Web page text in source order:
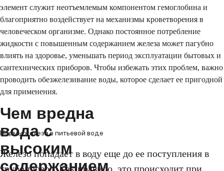
Чем вредна
вода с
высоким
содержанием
элемент служит неотъемлемым компонентом гемоглобина и
благоприятно воздействует на механизмы кроветворения в
человеческом организме. Однако постоянное потребление
жидкости с повышенным содержанием железа может пагубно
влиять на здоровье, уменьшать период эксплуатации бытовых и
сантехнических приборов. Чтобы избежать этих проблем, важно
проводить обезжелезивание воды, которое сделает ее пригодной
для применения.
Нормы железа в питьевой воде
Железо попадает в воду еще до ее поступления в
трубопровод. Как правило, это происходит при